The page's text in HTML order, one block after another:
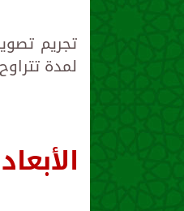
تجريم
لمدة تتراوح بين 20